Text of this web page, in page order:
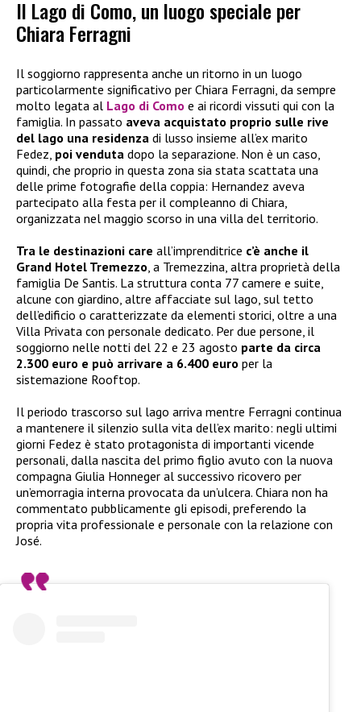
Il Lago di Como, un luogo speciale per
Chiara Ferragni
Il soggiorno rappresenta anche un ritorno in un luogo
particolarmente significativo per Chiara Ferragni, da sempre
molto legata al Lago di Como e ai ricordi vissuti qui con la
famiglia. In passato aveva acquistato proprio sulle rive
del lago una residenza di lusso insieme all’ex marito
Fedez, poi venduta dopo la separazione. Non è un caso,
quindi, che proprio in questa zona sia stata scattata una
delle prime fotografie della coppia: Hernandez aveva
partecipato alla festa per il compleanno di Chiara,
organizzata nel maggio scorso in una villa del territorio.
Tra le destinazioni care all’imprenditrice c’è anche il
Grand Hotel Tremezzo, a Tremezzina, altra proprietà della
famiglia De Santis. La struttura conta 77 camere e suite,
alcune con giardino, altre affacciate sul lago, sul tetto
dell’edificio o caratterizzate da elementi storici, oltre a una
Villa Privata con personale dedicato. Per due persone, il
soggiorno nelle notti del 22 e 23 agosto parte da circa
2.300 euro e può arrivare a 6.400 euro per la
sistemazione Rooftop.
Il periodo trascorso sul lago arriva mentre Ferragni continua
a mantenere il silenzio sulla vita dell’ex marito: negli ultimi
giorni Fedez è stato protagonista di importanti vicende
personali, dalla nascita del primo figlio avuto con la nuova
compagna Giulia Honneger al successivo ricovero per
un’emorragia interna provocata da un’ulcera. Chiara non ha
commentato pubblicamente gli episodi, preferendo la
propria vita professionale e personale con la relazione con
José.